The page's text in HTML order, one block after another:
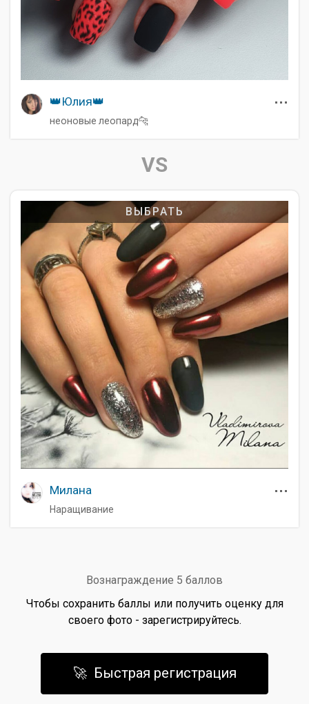
👑Юлия👑
неоновые леопард🐆
VS
Милана
Наращивание
Вознаграждение 5 баллов
Чтобы сохранить баллы или получить оценку для
своего фото - зарегистрируйтесь.
🚀 Быстрая регистрация